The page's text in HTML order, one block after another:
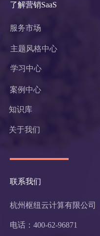
了解营销SaaS
服务市场
主题风格中心
学习中心
联系我们
杭州枢纽云计算有限公司
电话：400-62-96871
案例中心
知识库
关于我们